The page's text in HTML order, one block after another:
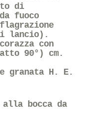
di
fuoco
lancio).
con
90°) cm.
granata H. E.
bocca da